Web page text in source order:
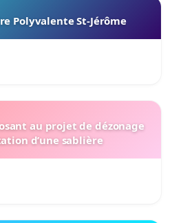
Polyvalente St-Jérôme
au projet de dézonage
d’une sablière